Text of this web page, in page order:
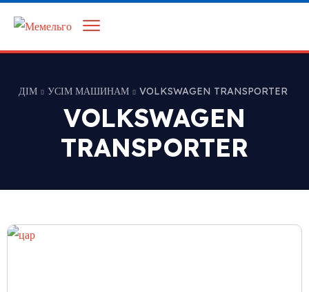
ДІМ УСІМ МАШИНАМ VOLKSWAGEN TRANSPORTER
VOLKSWAGEN
TRANSPORTER